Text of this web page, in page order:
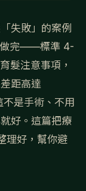
失敗」的案例
做完——標準 4-
髮注意事項，
距高達
是手術、不用
好。這篇把療
理好，幫你避